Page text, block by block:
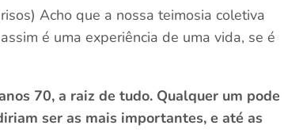
Acho que a nossa teimosia coletiva
é uma experiência de uma vida, se é
70, a raiz de tudo. Qualquer um pode
ser as mais importantes, e até as